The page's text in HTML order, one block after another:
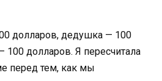
долларов, дедушка — 100
100 долларов. Я пересчитала
перед тем, как мы